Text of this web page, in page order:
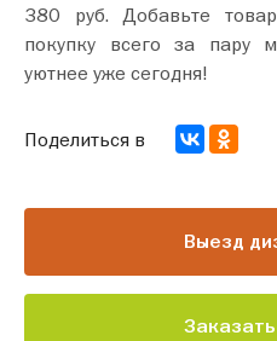
380 руб. Добавьте товар в корзину и оформите
покупку всего за пару
уютнее уже сегодня!
Выезд
Поделиться в